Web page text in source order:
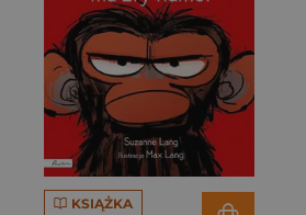
KSIĄŻKA